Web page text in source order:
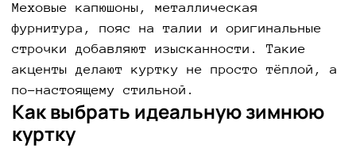
Меховые капюшоны, металлическая
фурнитура, пояс на талии и оригинальные
строчки добавляют изысканности. Такие
акценты делают куртку не просто тёплой, а
по-настоящему стильной.
Как выбрать идеальную зимнюю
куртку